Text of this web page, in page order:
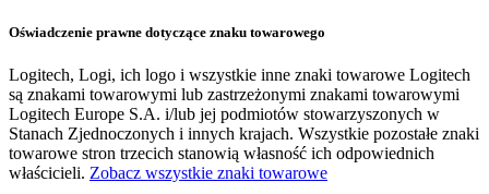
Oświadczenie prawne dotyczące znaku towarowego
Logitech, Logi, ich logo i wszystkie inne znaki towarowe Logitech
są znakami towarowymi lub zastrzeżonymi znakami towarowymi
Logitech Europe S.A. i/lub jej podmiotów stowarzyszonych w
Stanach Zjednoczonych i innych krajach. Wszystkie pozostałe znaki
towarowe stron trzecich stanowią własność ich odpowiednich
właścicieli. Zobacz wszystkie znaki towarowe